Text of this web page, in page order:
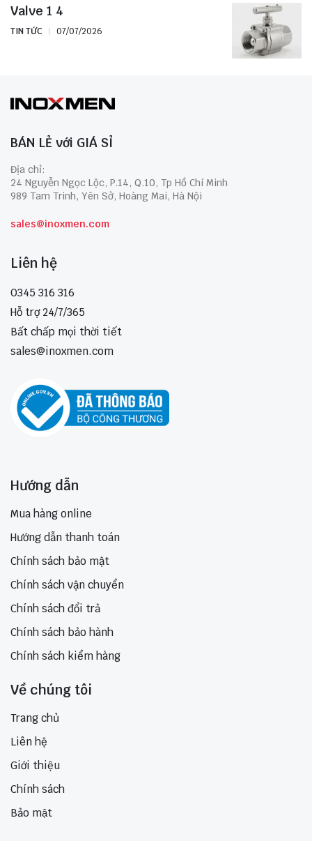
Valve 1 4
TIN TỨC 07/07/2026
BÁN LẺ với GIÁ SỈ
Địa chỉ:
24 Nguyễn Ngọc Lộc, P.14, Q.10, Tp Hồ Chí Minh
989 Tam Trinh, Yên Sở, Hoàng Mai, Hà Nội
sales@inoxmen.com
Liên hệ
0345 316 316
Hỗ trợ 24/7/365
Bất chấp mọi thời tiết
sales@inoxmen.com
Hướng dẫn
Mua hàng online
Hướng dẫn thanh toán
Chính sách bảo mật
Chính sách vận chuyển
Chính sách đổi trả
Chính sách bảo hành
Chính sách kiểm hàng
Về chúng tôi
Trang chủ
Liên hệ
Giới thiệu
Chính sách
Bảo mật